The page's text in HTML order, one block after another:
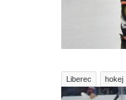
Liberec hokej